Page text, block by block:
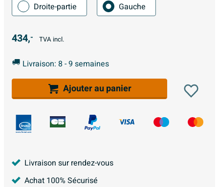
Droite-partie Gauche
434,- TVA incl.
Livraison: 8 - 9 semaines
Ajouter au panier
Livraison sur rendez-vous
Achat 100% Sécurisé